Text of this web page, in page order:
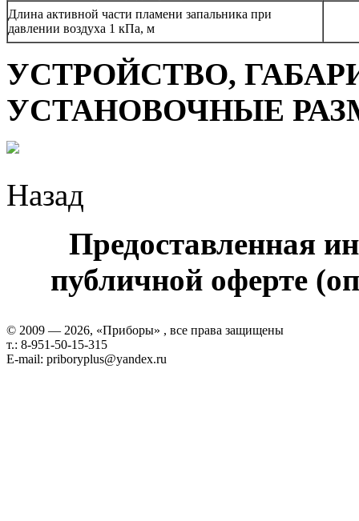
Длина активной части пламени запальника при
давлении воздуха 1 кПа, м
УСТРОЙСТВО,
УСТАНОВОЧНЫЕ
Назад
Предоставленная
публичной оферте
© 2009 — 2026, «Приборы» , все права защищены
т.: 8-951-50-15-315
E-mail: priboryplus@yandex.ru